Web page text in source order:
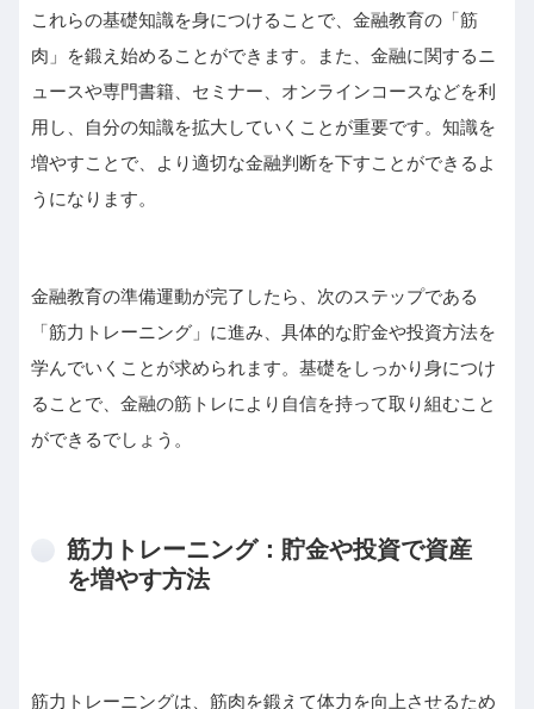
これらの基礎知識を身につけることで、金融教育の「筋
肉」を鍛え始めることができます。また、金融に関するニ
ュースや専門書籍、セミナー、オンラインコースなどを利
用し、自分の知識を拡大していくことが重要です。知識を
増やすことで、より適切な金融判断を下すことができるよ
うになります。
金融教育の準備運動が完了したら、次のステップである
「筋力トレーニング」に進み、具体的な貯金や投資方法を
学んでいくことが求められます。基礎をしっかり身につけ
ることで、金融の筋トレにより自信を持って取り組むこと
ができるでしょう。
筋力トレーニング：貯金や投資で資産
を増やす方法
筋力トレーニングは、筋肉を鍛えて体力を向上させるため